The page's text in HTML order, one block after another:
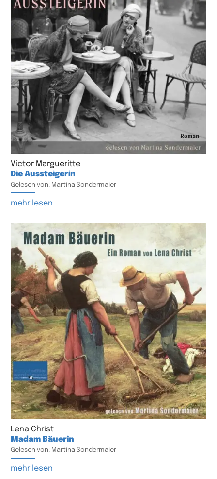
Victor Margueritte
Die Aussteigerin
Gelesen von: Martina Sondermaier
mehr lesen
Lena Christ
Madam Bäuerin
Gelesen von: Martina Sondermaier
mehr lesen